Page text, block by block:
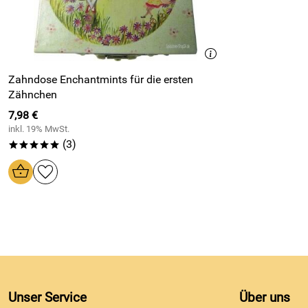
Zahndose Enchantmints für die ersten
Zähnchen
7,98 €
inkl. 19% MwSt.
***** (3)
Unser Service Über uns